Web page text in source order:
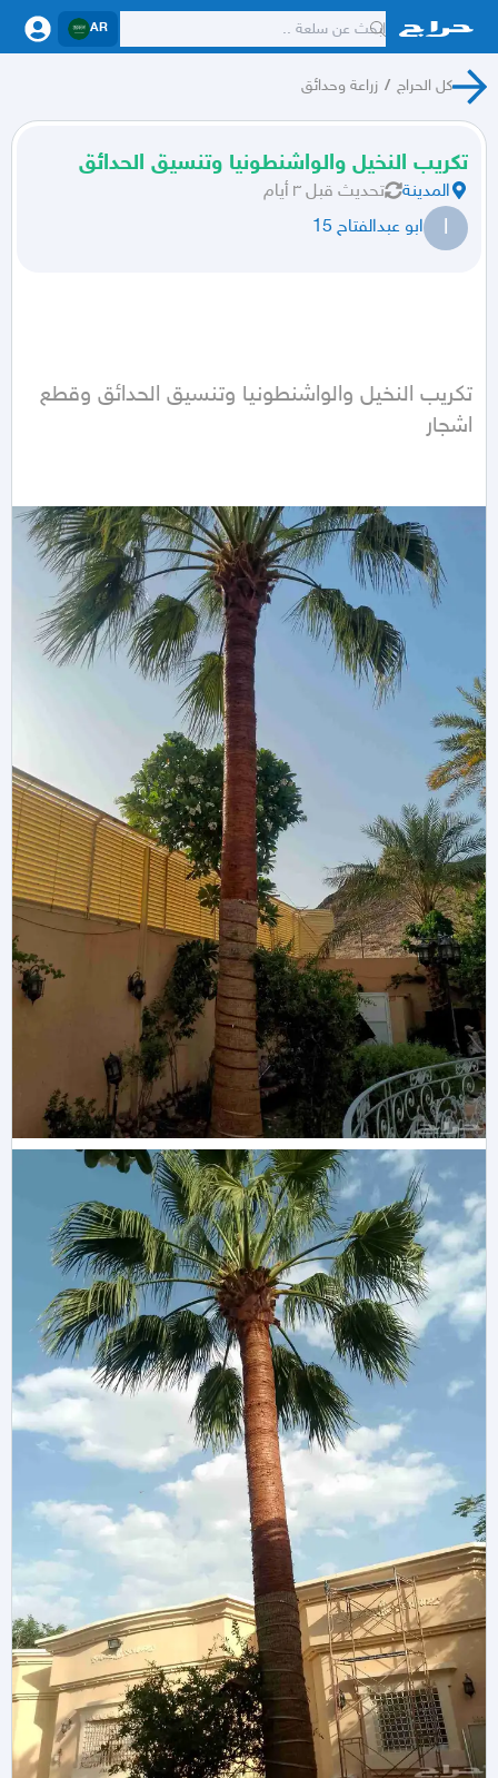
AR
كل الحراج / زراعة وحدائق
تكريب النخيل والواشنطونيا وتنسيق الحدائق
المدينة تحديث قبل ٣ أيام
ا ابو عبدالفتاح 15
اشجار